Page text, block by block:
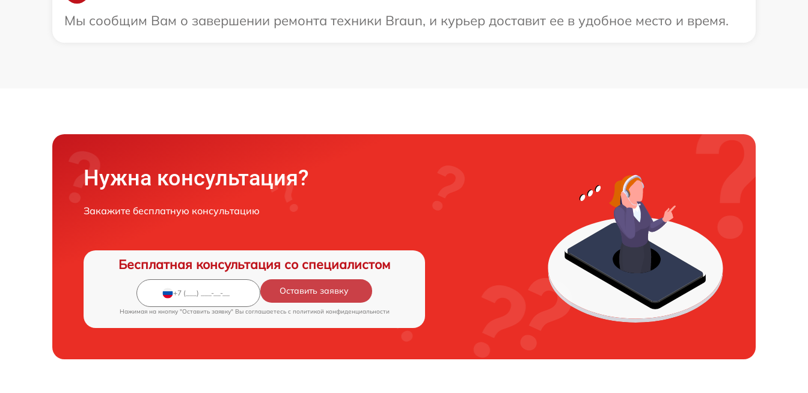
Мы сообщим Вам о завершении ремонта техники Braun, и курьер доставит ее в удобное место и время.
Нужна консультация?
Закажите бесплатную консультацию
Бесплатная консультация со специалистом
Оставить заявку
Нажимая на кнопку "Оставить заявку" Вы соглашаетесь c политикой конфиденциальности